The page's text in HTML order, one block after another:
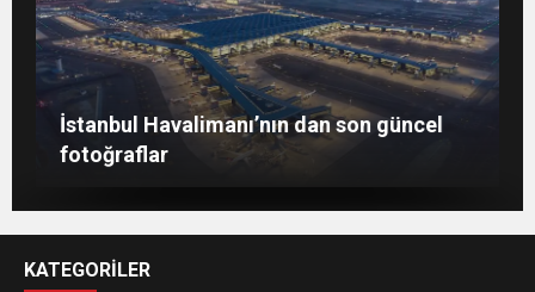
Berlin’de 8 Mart Dünya Kadınlar Günü
gösterisi
İstanbul Havalimanı’nın dan son güncel
fotoğraflar
KATEGORİLER